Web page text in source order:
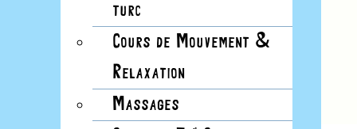
turc
Cours de Mouvement &
Relaxation
Massages